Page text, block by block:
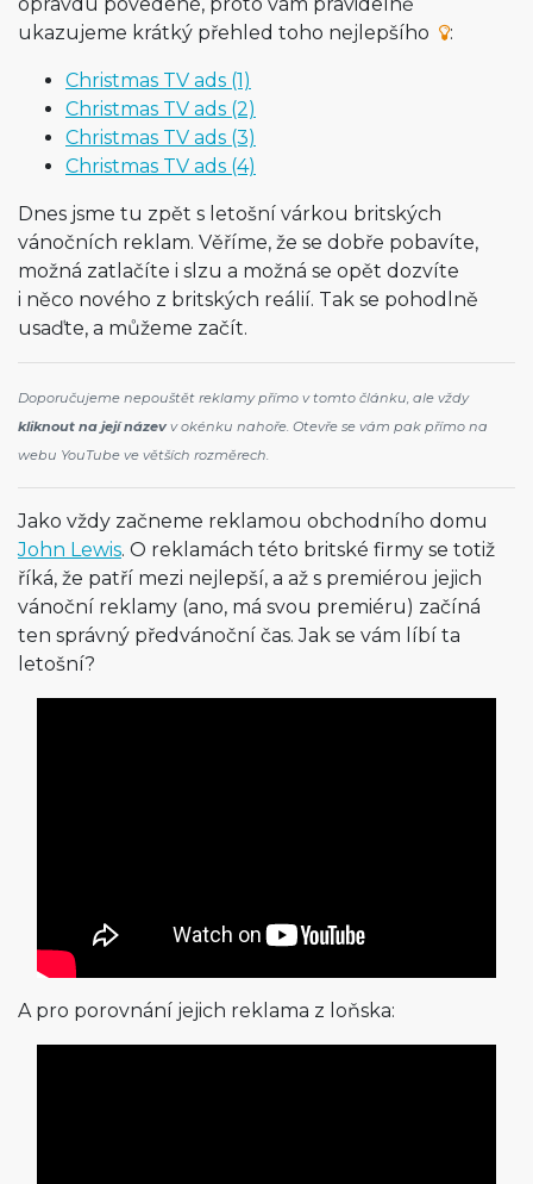
ukazujeme krátký přehled toho nejlepšího
:
Christmas TV ads (1)
Christmas TV ads (2)
Christmas TV ads (3)
Christmas TV ads (4)
Dnes jsme tu zpět s letošní várkou britských
vánočních reklam. Věříme, že se dobře pobavíte,
možná zatlačíte i slzu a možná se opět dozvíte
i něco nového z britských reálií. Tak se pohodlně
usaďte, a můžeme začít.
Doporučujeme nepouštět reklamy přímo v tomto článku, ale vždy
kliknout na její název v okénku nahoře. Otevře se vám pak přímo na
webu YouTube ve větších rozměrech.
Jako vždy začneme reklamou obchodního domu
John Lewis. O reklamách této britské firmy se totiž
říká, že patří mezi nejlepší, a až s premiérou jejich
vánoční reklamy (ano, má svou premiéru) začíná
ten správný předvánoční čas. Jak se vám líbí ta
letošní?
A pro porovnání jejich reklama z loňska: